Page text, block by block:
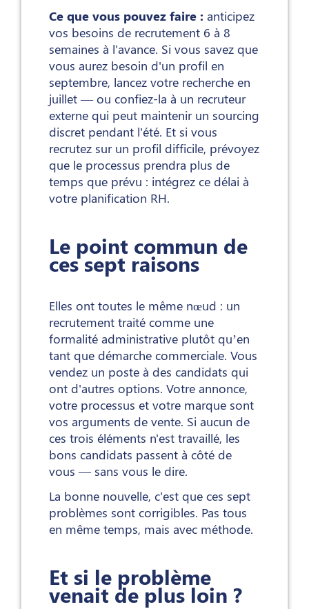
Ce que vous pouvez faire : anticipez
vos besoins de recrutement 6 à 8
semaines à l'avance. Si vous savez que
vous aurez besoin d'un profil en
septembre, lancez votre recherche en
juillet — ou confiez-la à un recruteur
externe qui peut maintenir un sourcing
discret pendant l'été. Et si vous
recrutez sur un profil difficile, prévoyez
que le processus prendra plus de
temps que prévu : intégrez ce délai à
votre planification RH.
Le point commun de
ces sept raisons
Elles ont toutes le même nœud : un
recrutement traité comme une
formalité administrative plutôt qu’en
tant que démarche commerciale. Vous
vendez un poste à des candidats qui
ont d'autres options. Votre annonce,
votre processus et votre marque sont
vos arguments de vente. Si aucun de
ces trois éléments n'est travaillé, les
bons candidats passent à côté de
vous — sans vous le dire.
La bonne nouvelle, c'est que ces sept
problèmes sont corrigibles. Pas tous
en même temps, mais avec méthode.
Et si le problème
venait de plus loin ?